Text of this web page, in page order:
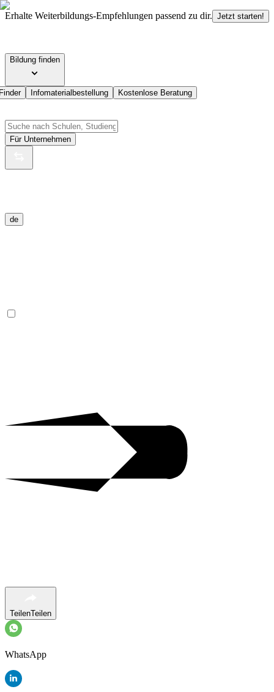
Erhalte Weiterbildungs-Empfehlungen passend zu dir. Jetzt starten!
Bildung finden
Infomaterialbestellung Kostenlose Beratung
Für Unternehmen
de
TeilenTeilen
WhatsApp